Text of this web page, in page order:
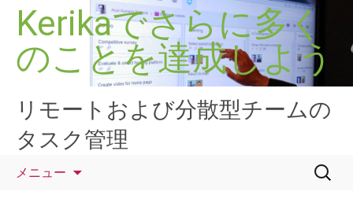
Kerikaでさらに多く
のことを達成しよう
リモートおよび分散型チームの
タスク管理
メニュー
検
索: